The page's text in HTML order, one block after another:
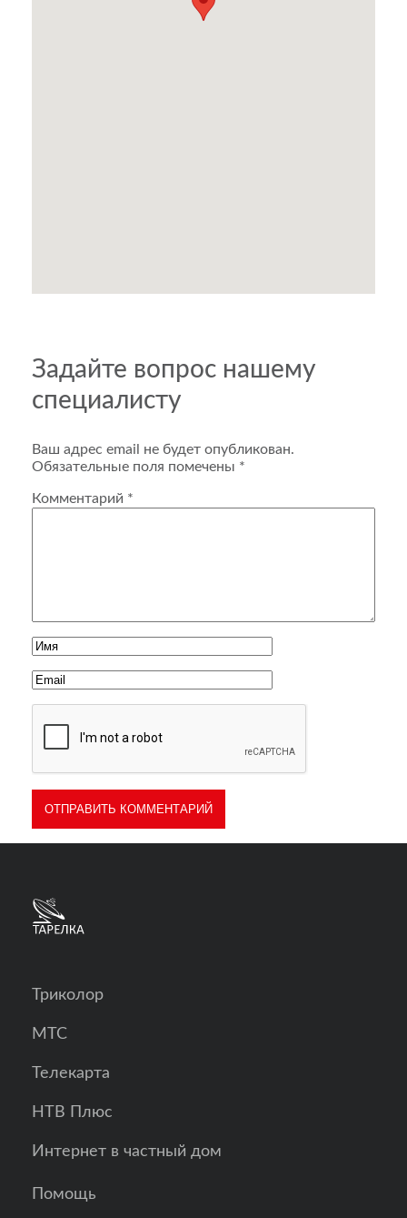
Задайте вопрос нашему
специалисту
Ваш адрес email не будет опубликован.
Обязательные поля помечены *
Комментарий *
Триколор
МТС
Телекарта
НТВ Плюс
Интернет в частный дом
Помощь